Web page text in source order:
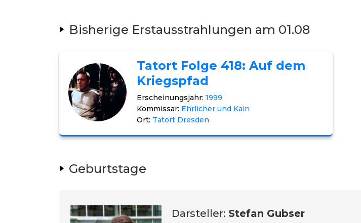
Bisherige Erstausstrahlungen am 01.08
Tatort Folge 418: Auf dem
Kriegspfad
Erscheinungsjahr: 1999
Kommissar: Ehrlicher und Kain
Ort: Tatort Dresden
Geburtstage
Darsteller: Stefan Gubser